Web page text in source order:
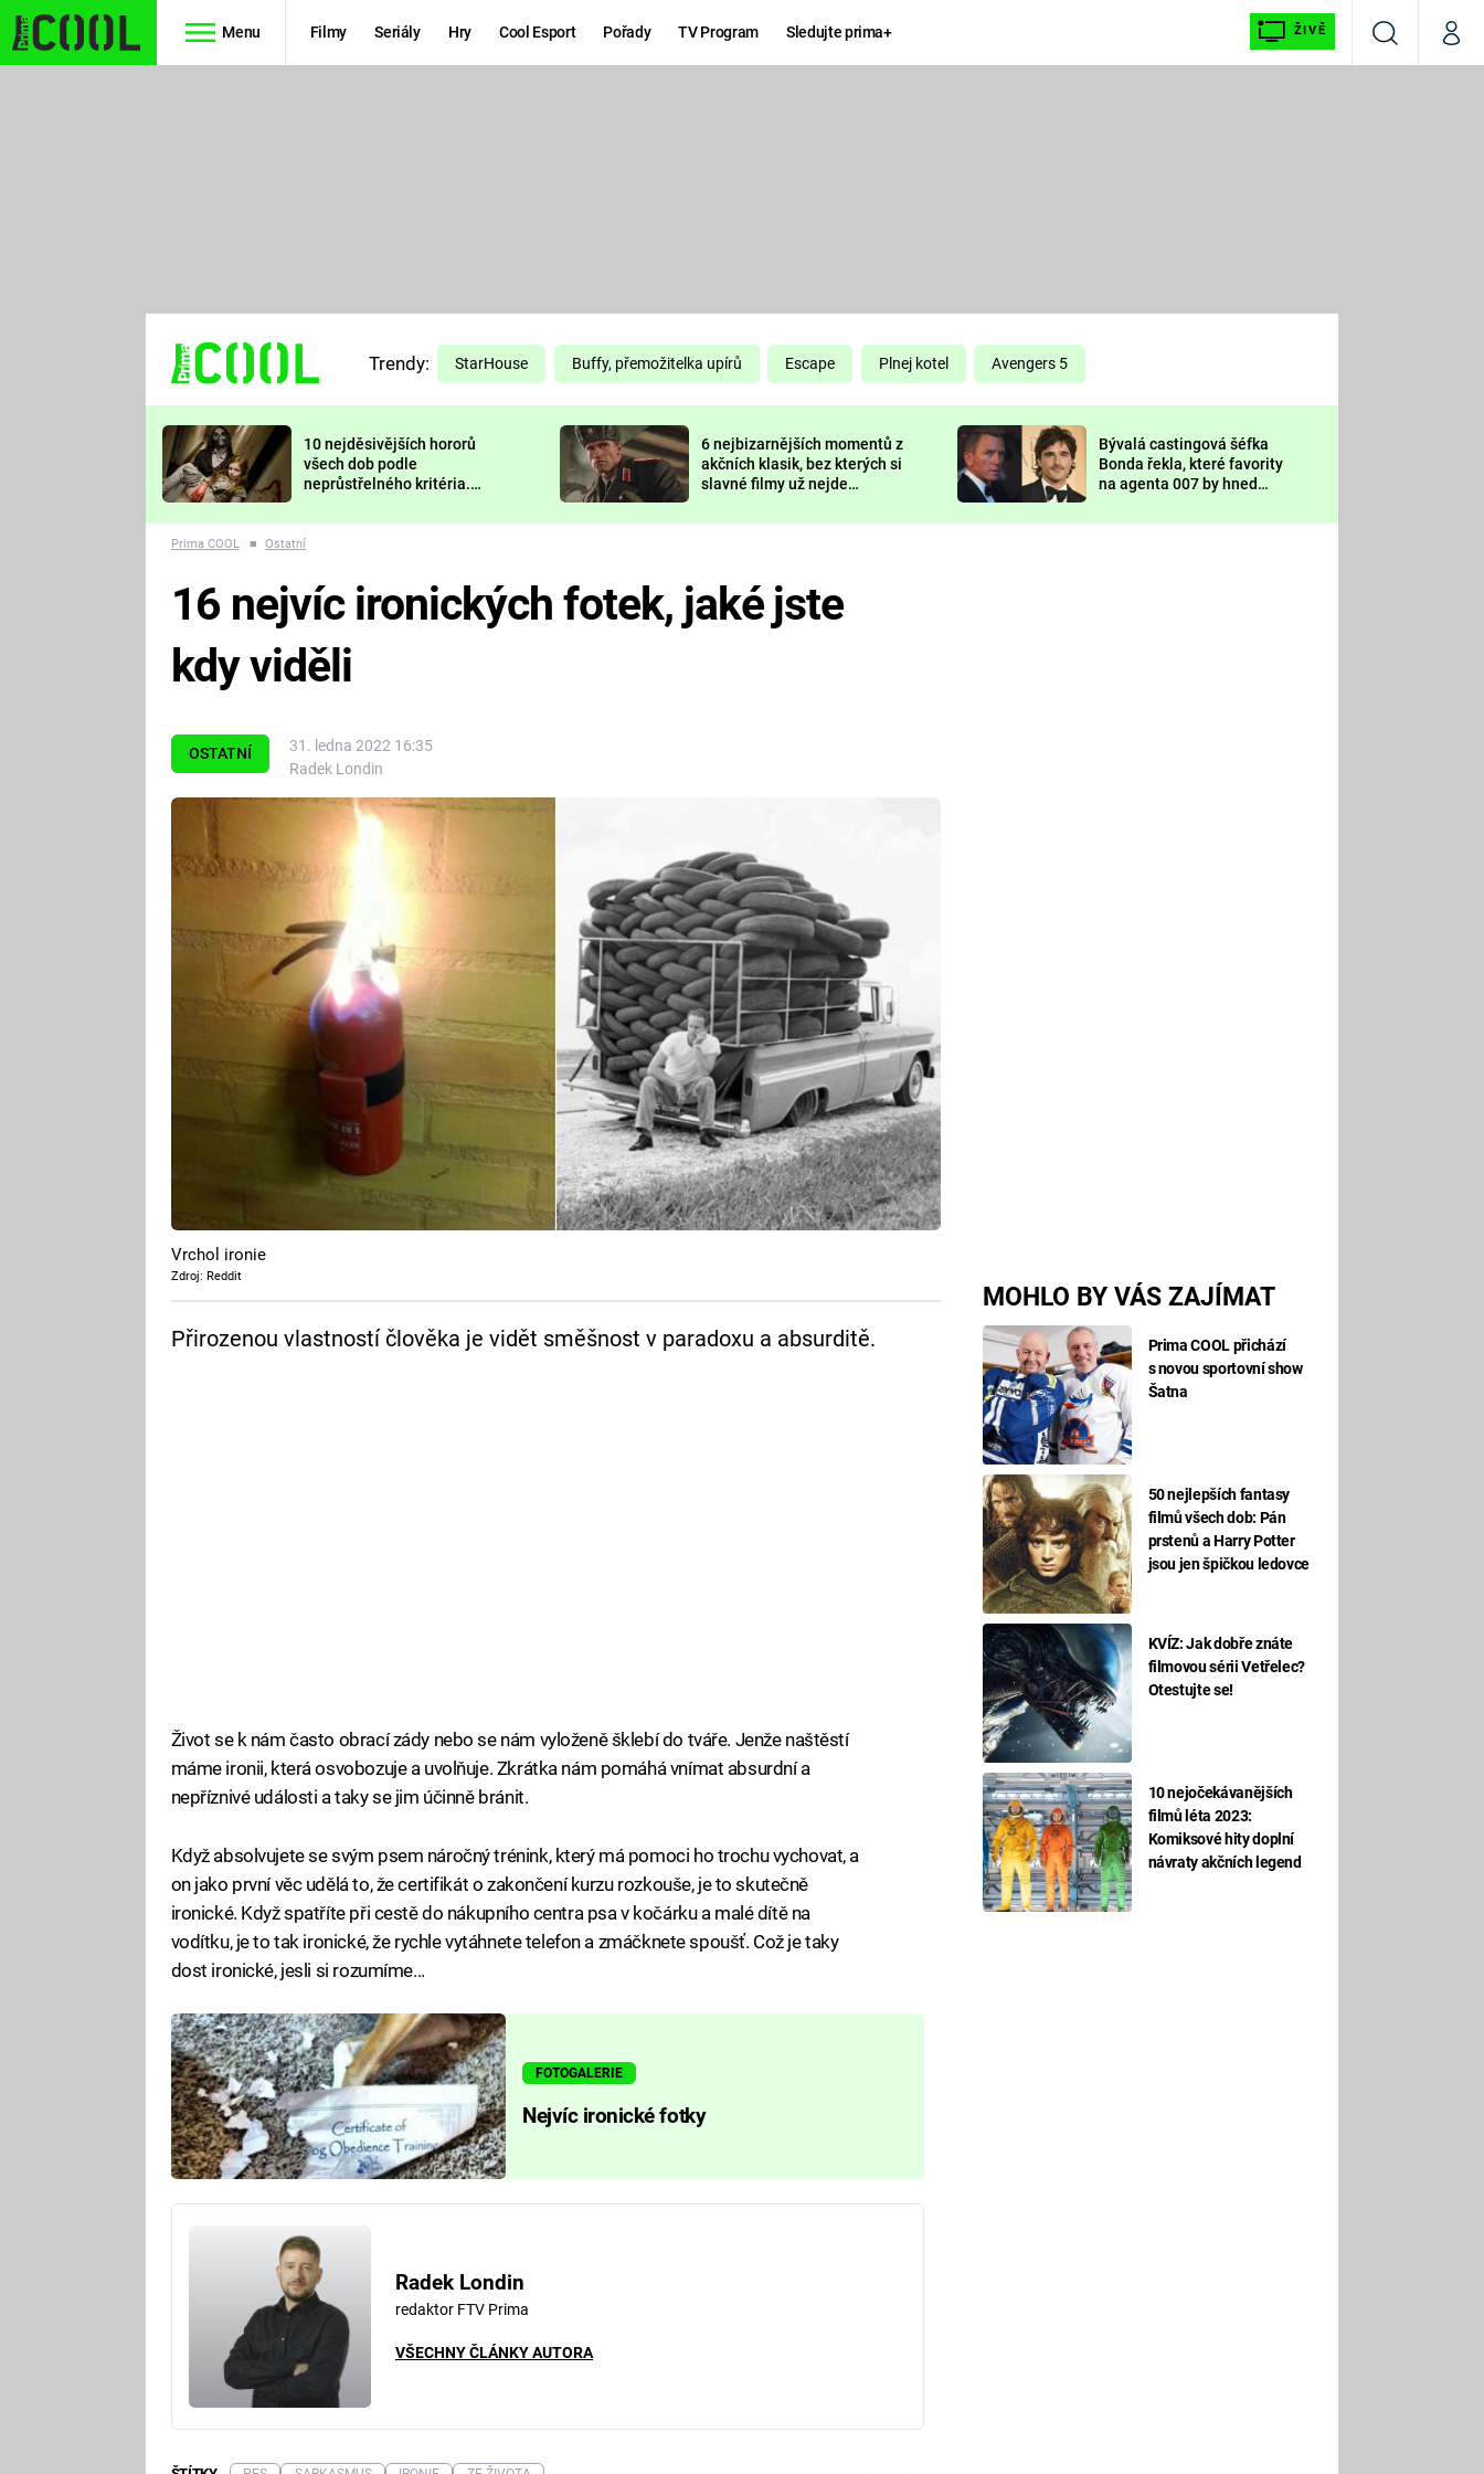
Menu Filmy Seriály Hry Cool Esport Pořady TV Program Sledujte prima+ ŽIVĚ
VyhledáváníMůj
TŘESKU
FUTURAMA
PREDÁTOR
DELIVERANCE
KOMEDIE
CHUCK
NORRIS
DEADPOOL
Prima LAJK
Sledujte nás
Trendy: StarHouse Buffy, přemožitelka upírů Escape Plnej kotel Avengers 5
10 nejděsivějších hororů
všech dob podle
neprůstřelného kritéria.
nejvíc zvednou tep?
6 nejbizarnějších momentů z
akčních klasik, bez kterých si
slavné filmy už nejde
Bývalá castingová šéfka
Bonda řekla, které favority
na agenta 007 by hned
Prima COOL ■ Ostatní
OSTATNÍ
31. ledna 2022 16:35
Radek Londin
MOHLO BY VÁS ZAJÍMAT
Prima COOL přichází
s novou sportovní show
Šatna
50 nejlepších fantasy
filmů všech dob: Pán
prstenů a Harry Potter
jsou jen špičkou ledovce
KVÍZ: Jak dobře znáte
filmovou sérii Vetřelec?
Otestujte se!
10 nejočekávanějších
filmů léta 2023:
Komiksové hity doplní
návraty akčních legend
16 nejvíc ironických fotek, jaké jste
kdy viděli
Vrchol ironie
Zdroj: Reddit
Přirozenou vlastností člověka je vidět směšnost v paradoxu a absurditě.
Život se k nám často obrací zády nebo se nám vyloženě šklebí do tváře. Jenže naštěstí
máme ironii, která osvobozuje a uvolňuje. Zkrátka nám pomáhá vnímat absurdní a
nepříznivé události a taky se jim účinně bránit.
Když absolvujete se svým psem náročný trénink, který má pomoci ho trochu vychovat, a
on jako první věc udělá to, že certifikát o zakončení kurzu rozkouše, je to skutečně
ironické. Když spatříte při cestě do nákupního centra psa v kočárku a malé dítě na
vodítku, je to tak ironické, že rychle vytáhnete telefon a zmáčknete spoušť. Což je taky
dost ironické, jesli si rozumíme...
FOTOGALERIE
Nejvíc ironické fotky
Radek Londin
redaktor FTV Prima
VŠECHNY ČLÁNKY AUTORA